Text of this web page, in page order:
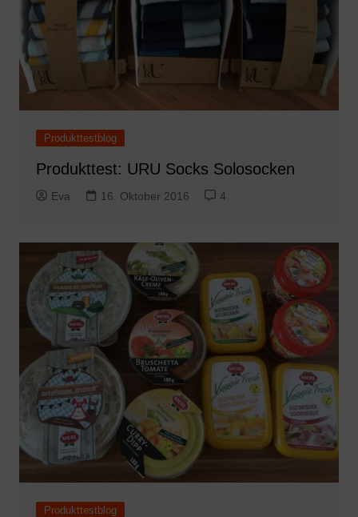
Produkttestblog
Produkttest: URU Socks Solosocken
Eva 16. Oktober 2016 4
Produkttestblog